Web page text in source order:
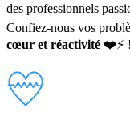
des professionnels
Confiez-nous vos
cœur et réactivité ❤️⚡ !